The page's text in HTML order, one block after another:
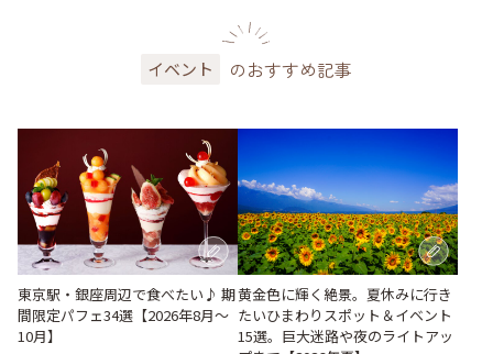
イベント のおすすめ記事
東京駅・銀座周辺で食べたい♪ 期
間限定パフェ34選【2026年8月～
10月】
黄金色に輝く絶景。夏休みに行き
たいひまわりスポット＆イベント
15選。巨大迷路や夜のライトアッ